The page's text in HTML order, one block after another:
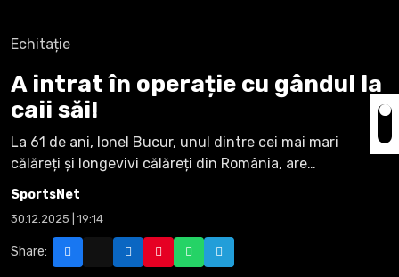
Echitație
A intrat în operație cu gândul la
caii săi!
La 61 de ani, Ionel Bucur, unul dintre cei mai mari
călăreți și longevivi călăreți din România, are…
SportsNet
30.12.2025 | 19:14
Share: